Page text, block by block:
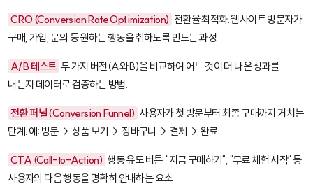
CRO (Conversion Rate Optimization) 전환율 최적화. 웹사이트 방문자가
구매, 가입, 문의 등 원하는 행동을 취하도록 만드는 과정.
A/B 테스트 두 가지 버전(A와 B)을 비교하여 어느 것이 더 나은 성과를
내는지 데이터로 검증하는 방법.
전환 퍼널 (Conversion Funnel) 사용자가 첫 방문부터 최종 구매까지 거치는
단계. 예: 방문 → 상품 보기 → 장바구니 → 결제 → 완료.
CTA (Call-to-Action) 행동 유도 버튼. "지금 구매하기", "무료 체험 시작" 등
사용자의 다음 행동을 명확히 안내하는 요소.